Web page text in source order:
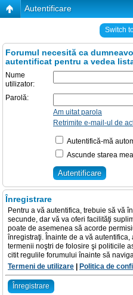
Autentificare
Switch
Forumul necesită ca
autentificat pentru a vedea
Nume
utilizator:
Parolă:
Am uitat parola
Retrimite e-mail-ul de
Autentifică-mă
Ascunde starea
Înregistrare
Pentru a vă autentifica, trebuie să vă
secunde, dar vă va oferi facilităţi
poate de asemenea să acorde
înregistraţi. Înainte de a vă
termenii noştri de folosire şi politicile
citit regulile forumului înainte să
Termeni de utilizare
Politica de
Înregistrare